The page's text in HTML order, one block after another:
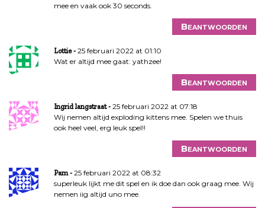
mee en vaak ook 30 seconds.
Beantwoorden
Lottie
25 februari 2022 at 01:10
Wat er altijd mee gaat: yathzee!
Beantwoorden
Ingrid langstraat
25 februari 2022 at 07:18
Wij nemen altijd exploding kittens mee. Spelen we thuis
ook heel veel, erg leuk spel!!
Beantwoorden
Pam
25 februari 2022 at 08:32
superleuk lijkt me dit spel en ik doe dan ook graag mee. Wij
nemen iig altijd uno mee.